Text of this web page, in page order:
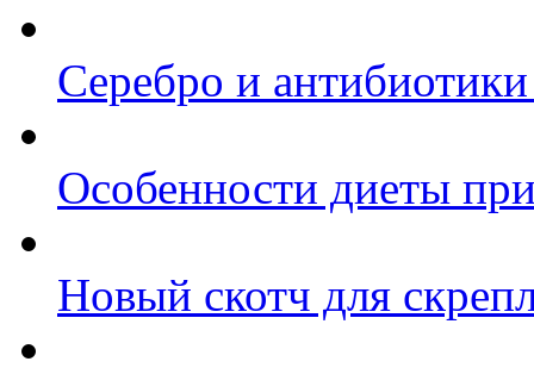
Серебро и
Особенности диеты
Новый скотч для